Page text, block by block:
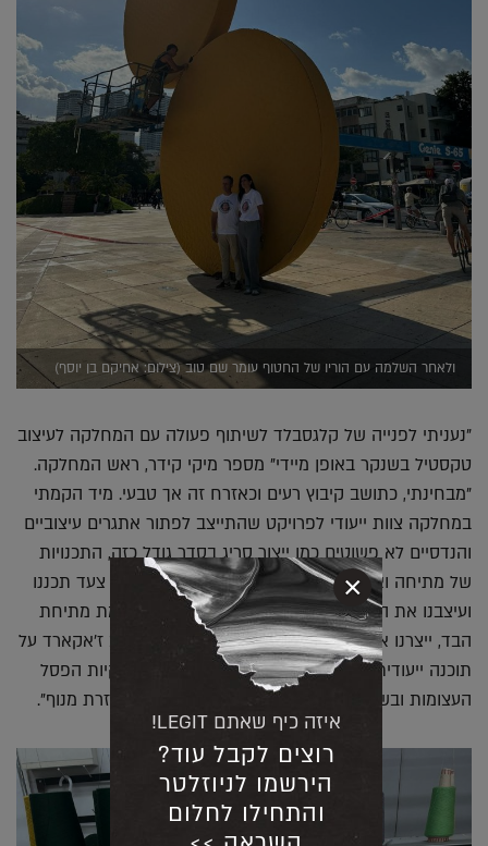
ולאחר השלמה עם הוריו של החטוף עומר שם טוב (צילום: אחיקם בן יוסף)
"נעניתי לפנייה של קלגסבלד לשיתוף פעולה עם המחלקה לעיצוב
טקסטיל בשנקר באופן מיידי" מספר מיקי קידר, ראש המחלקה.
"מבחינתי, כתושב קיבוץ רעים וכאזרח זה אך טבעי. מיד הקמתי
במחלקה צוות ייעודי לפרויקט שהתייצב לפתור אתגרים עיצוביים
והנדסיים לא פשוטים כמו ייצור סריג בסדר גודל כזה, התכנויות
של מתיחה ואופני הלבשה שלו על הפסל. צעד אחר צעד תכננו
ועיצבנו את הסריג, ביצענו חישובים הנדסיים להתאמת מתיחת
הבד, ייצרנו אותו על מכונת סריגה תעשייתית כעיצוב ז'אקארד על
תוכנה ייעודית, תפרנו אותו כך שיתאים לשלוש דיסקיות הפסל
העצומות ובשלב האחרון הלבשנו אותו על הפסל בעזרת מנוף".
איזה כיף שאתם LEGIT!
רוצים לקבל עוד?
הירשמו לניוזלטר
והתחילו לחלום
×